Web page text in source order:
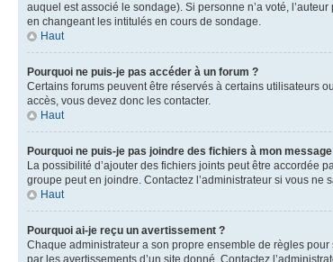
auquel est associé le sondage). Si personne n’a voté,
en changeant les intitulés en cours de sondage.
Haut
Pourquoi ne puis-je pas accéder à un forum ?
Certains forums peuvent être réservés à certains utilisateurs
accès, vous devez donc les contacter.
Haut
Pourquoi ne puis-je pas joindre des fichiers à mon
La possibilité d’ajouter des fichiers joints peut être accordée
groupe peut en joindre. Contactez l’administrateur si vous
Haut
Pourquoi ai-je reçu un avertissement ?
Chaque administrateur a son propre ensemble de règles
par les avertissements d’un site donné. Contactez